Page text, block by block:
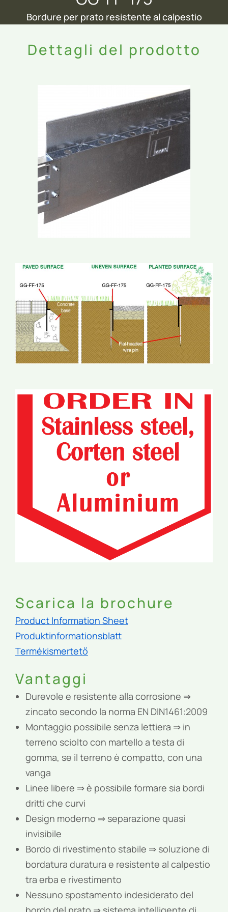
Bordure per prato resistente al calpestio
Dettagli del prodotto
Scarica la brochure
Product Information Sheet
Produktinformationsblatt
Termékismertető
Vantaggi
Durevole e resistente alla corrosione ⇒
zincato secondo la norma EN DIN1461:2009
Montaggio possibile senza lettiera ⇒ in
terreno sciolto con martello a testa di
gomma, se il terreno è compatto, con una
vanga
Linee libere ⇒ è possibile formare sia bordi
dritti che curvi
Design moderno ⇒ separazione quasi
invisibile
Bordo di rivestimento stabile ⇒ soluzione di
bordatura duratura e resistente al calpestio
tra erba e rivestimento
Nessuno spostamento indesiderato del